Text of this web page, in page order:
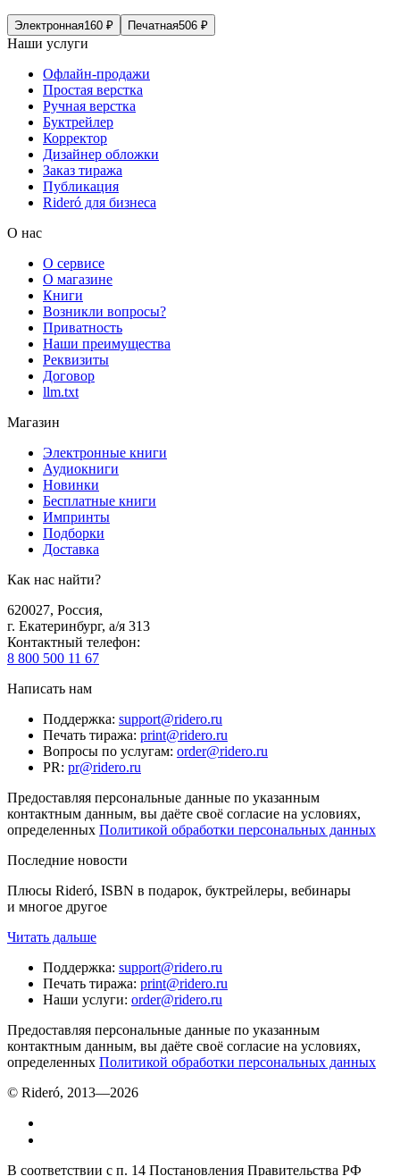
Электронная160 ₽ Печатная506 ₽
Наши услуги
Офлайн-продажи
Простая верстка
Ручная верстка
Буктрейлер
Корректор
Дизайнер обложки
Заказ тиража
Публикация
Rideró для бизнеса
О нас
О сервисе
О магазине
Книги
Возникли вопросы?
Приватность
Наши преимущества
Реквизиты
Договор
llm.txt
Магазин
Электронные книги
Аудиокниги
Новинки
Бесплатные книги
Импринты
Подборки
Доставка
Как нас найти?
620027, Россия,
г. Екатеринбург, а/я 313
Контактный телефон:
8 800 500 11 67
Написать нам
Поддержка: support@ridero.ru
Печать тиража: print@ridero.ru
Вопросы по услугам: order@ridero.ru
PR: pr@ridero.ru
Предоставляя персональные данные по указанным
контактным данным, вы даёте своё согласие на условиях,
определенных Политикой обработки персональных данных
Последние новости
Плюсы Rideró, ISBN в подарок, буктрейлеры, вебинары
и многое другое
Читать дальше
Поддержка: support@ridero.ru
Печать тиража: print@ridero.ru
Наши услуги: order@ridero.ru
Предоставляя персональные данные по указанным
контактным данным, вы даёте своё согласие на условиях,
определенных Политикой обработки персональных данных
© Rideró, 2013—2026
В соответствии с п. 14 Постановления Правительства РФ